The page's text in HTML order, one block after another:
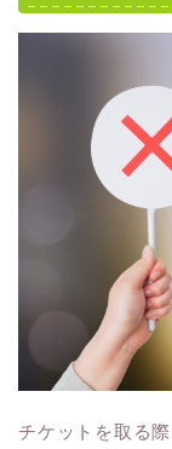
チケットを取る